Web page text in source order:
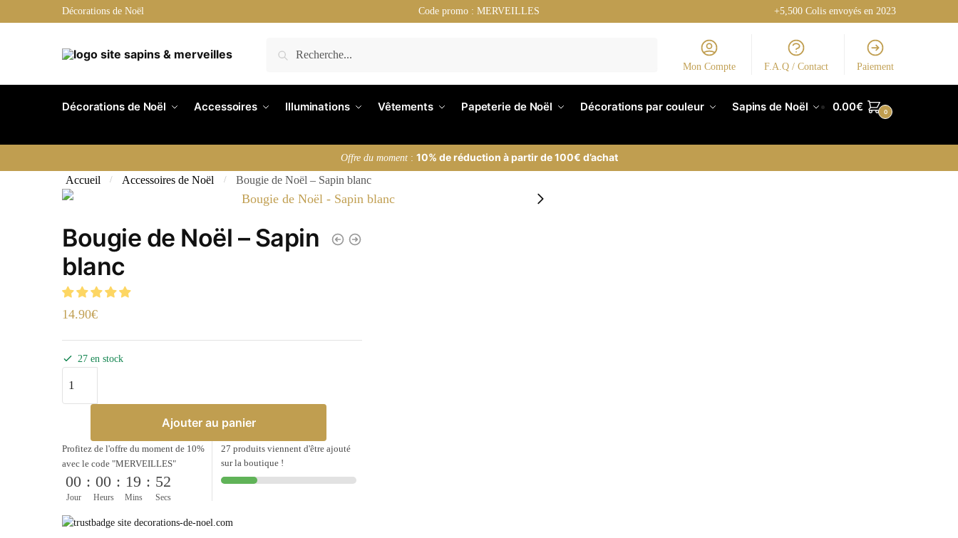
Décorations de Noël Code promo : MERVEILLES +5,500 Colis envoyés en 2023
Mon Compte F.A.Q / Contact Paiement
Décorations de Noël Accessoires Illuminations Vêtements Papeterie de Noël Décorations par couleur Sapins de Noël 0.00€ 0
Offre du moment: 10% de réduction à partir de 100€ d’achat
Accueil
/ Accessoires de Noël / Bougie de Noël – Sapin blanc
Bougie de Noël – Sapin
blanc
14.90€
27 en stock
Ajouter au panier
Profitez de l'offre du moment de 10%
avec le code "MERVEILLES"
00
Jour
: 00
Heurs
: 19
Mins
: 52
Secs
27 produits viennent d'être ajouté
sur la boutique !